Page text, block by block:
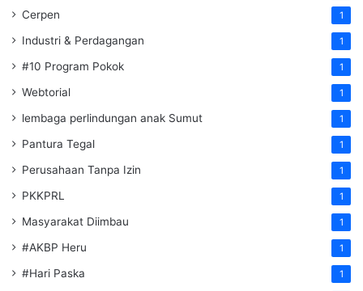
Cerpen 1
Industri & Perdagangan 1
#10 Program Pokok 1
Webtorial 1
lembaga perlindungan anak Sumut 1
Pantura Tegal 1
Perusahaan Tanpa Izin 1
PKKPRL 1
Masyarakat Diimbau 1
#AKBP Heru 1
#Hari Paska 1